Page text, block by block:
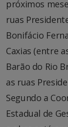
próximos
ruas
Bonifácio
Caxias (entre
Barão do Rio
as ruas
Segundo a
Estadual de